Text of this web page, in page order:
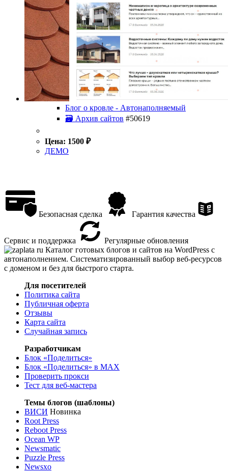
Блог о кровле - Автонаполняемый
🗃 Архив сайтов #50619
Цена: 1500 ₽
ДЕМО
Безопасная сделка Гарантия качества
Сервис и поддержка
Регулярные обновления
Каталог готовых блогов и сайтов на WordPress с
автонаполнением. Систематизированный выбор веб-ресурсов
с доменом и без для быстрого старта.
Для посетителей
Политика сайта
Публичная оферта
Отзывы
Карта сайта
Случайная запись
Разработчикам
Блок «Поделиться»
Блок «Поделиться» в MAX
Проверить прокси
Тест для веб-мастера
Темы блогов (шаблоны)
ВИСИ Новинка
Root Press
Reboot Press
Ocean WP
Newsmatic
Puzzle Press
Newsxo